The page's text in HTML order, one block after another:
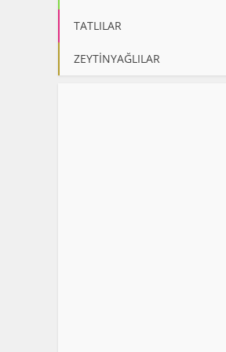
TATLILAR
ZEYTİNYAĞLILAR